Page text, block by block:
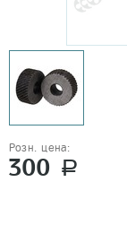
Розн. цена:
300 a